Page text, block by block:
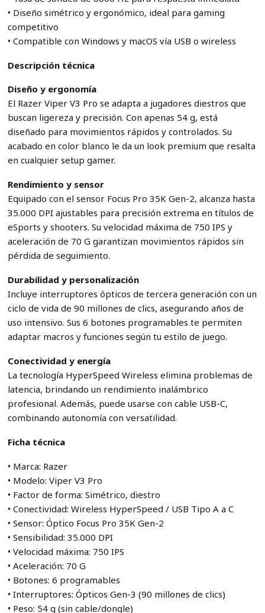
• Diseño simétrico y ergonómico, ideal para gaming
competitivo
• Compatible con Windows y macOS vía USB o wireless
Descripción técnica
Diseño y ergonomía
El Razer Viper V3 Pro se adapta a jugadores diestros que
buscan ligereza y precisión. Con apenas 54 g, está
diseñado para movimientos rápidos y controlados. Su
acabado en color blanco le da un look premium que resalta
en cualquier setup gamer.
Rendimiento y sensor
Equipado con el sensor Focus Pro 35K Gen-2, alcanza hasta
35.000 DPI ajustables para precisión extrema en títulos de
eSports y shooters. Su velocidad máxima de 750 IPS y
aceleración de 70 G garantizan movimientos rápidos sin
pérdida de seguimiento.
Durabilidad y personalización
Incluye interruptores ópticos de tercera generación con un
ciclo de vida de 90 millones de clics, asegurando años de
uso intensivo. Sus 6 botones programables te permiten
adaptar macros y funciones según tu estilo de juego.
Conectividad y energía
La tecnología HyperSpeed Wireless elimina problemas de
latencia, brindando un rendimiento inalámbrico
profesional. Además, puede usarse con cable USB-C,
combinando autonomía con versatilidad.
Ficha técnica
• Marca: Razer
• Modelo: Viper V3 Pro
• Factor de forma: Simétrico, diestro
• Conectividad: Wireless HyperSpeed / USB Tipo A a C
• Sensor: Óptico Focus Pro 35K Gen-2
• Sensibilidad: 35.000 DPI
• Velocidad máxima: 750 IPS
• Aceleración: 70 G
• Botones: 6 programables
• Interruptores: Ópticos Gen-3 (90 millones de clics)
• Peso: 54 g (sin cable/dongle)